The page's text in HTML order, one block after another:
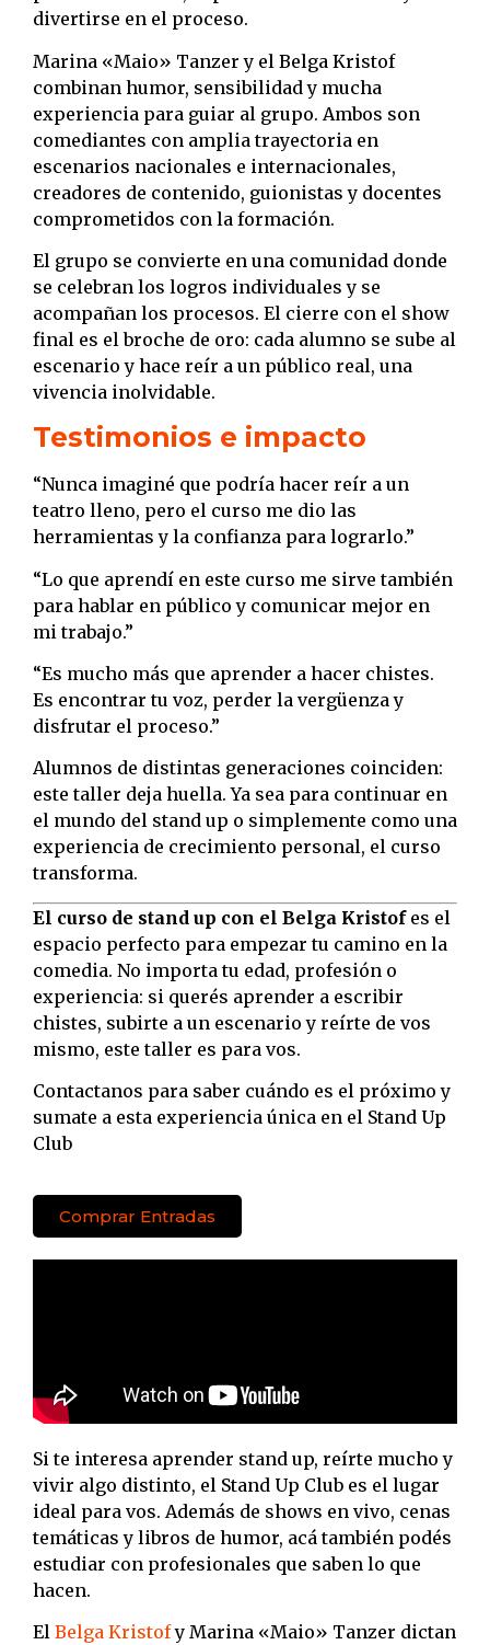
divertirse en el proceso.
Marina «Maio» Tanzer y el Belga Kristof
combinan humor, sensibilidad y mucha
experiencia para guiar al grupo. Ambos son
comediantes con amplia trayectoria en
escenarios nacionales e internacionales,
creadores de contenido, guionistas y docentes
comprometidos con la formación.
El grupo se convierte en una comunidad donde
se celebran los logros individuales y se
acompañan los procesos. El cierre con el show
final es el broche de oro: cada alumno se sube al
escenario y hace reír a un público real, una
vivencia inolvidable.
Testimonios e impacto
“Nunca imaginé que podría hacer reír a un
teatro lleno, pero el curso me dio las
herramientas y la confianza para lograrlo.”
“Lo que aprendí en este curso me sirve también
para hablar en público y comunicar mejor en
mi trabajo.”
“Es mucho más que aprender a hacer chistes.
Es encontrar tu voz, perder la vergüenza y
disfrutar el proceso.”
Alumnos de distintas generaciones coinciden:
este taller deja huella. Ya sea para continuar en
el mundo del stand up o simplemente como una
experiencia de crecimiento personal, el curso
transforma.
El curso de stand up con el Belga Kristofes el
espacio perfecto para empezar tu camino en la
comedia. No importa tu edad, profesión o
experiencia: si querés aprender a escribir
chistes, subirte a un escenario y reírte de vos
mismo, este taller es para vos.
Contactanos para saber cuándo es el próximo y
sumate a esta experiencia única en el Stand Up
Club
Comprar Entradas
Si te interesa aprender stand up, reírte mucho y
vivir algo distinto, el Stand Up Club es el lugar
ideal para vos. Además de shows en vivo, cenas
temáticas y libros de humor, acá también podés
estudiar con profesionales que saben lo que
hacen.
El Belga Kristofy Marina «Maio» Tanzer dictan